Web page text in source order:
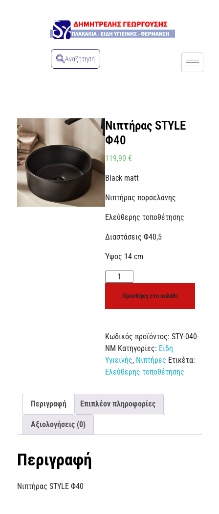
Αναζήτηση
Νιπτήρας STYLE
Φ40
119,90 €
Black matt
Νιπτήρας πορσελάνης
Ελεύθερης τοποθέτησης
Διαστάσεις Φ40,5
Ύψος 14 cm
Προσθήκη στο καλάθι
Κωδικός προϊόντος: STY-040-
ΝΜ Κατηγορίες: Είδη
Υγιεινής, Νιπτήρες Ετικέτα:
Ελεύθερης τοποθέτησης
Περιγραφή Επιπλέον πληροφορίες
Αξιολογήσεις (0)
Περιγραφή
Νιπτήρας STYLE Φ40